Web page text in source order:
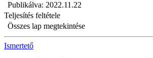
Publikálva: 2022.11.22
Teljesítés feltétele
Összes lap megtekintése
Ismertető